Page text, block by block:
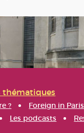
thématiques
? Foreign in
Les podcasts